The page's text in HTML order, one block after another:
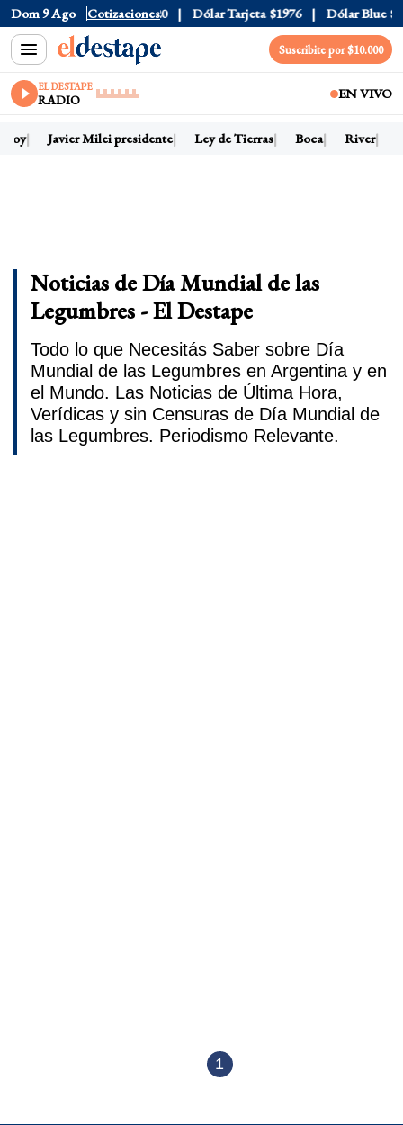
Dom 9 Ago Cotizaciones
Dólar Oficial $1520 Dólar Tarjeta $1976 Dólar Blue
Suscribite por $10.000
EL DESTAPE
RADIO EN VIVO
hoy Javier Milei presidente Ley de Tierras Boca River
Noticias de Día Mundial de las
Legumbres - El Destape
Todo lo que Necesitás Saber sobre Día
Mundial de las Legumbres en Argentina y en
el Mundo. Las Noticias de Última Hora,
Verídicas y sin Censuras de Día Mundial de
las Legumbres. Periodismo Relevante.
1